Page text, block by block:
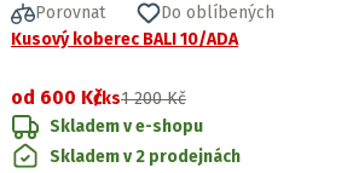
Porovnat
Do oblíbených
Kusový koberec BALI 10/ADA
od 600 Kč/ks1 200 Kč
Skladem v e-shopu
Skladem v 2 prodejnách